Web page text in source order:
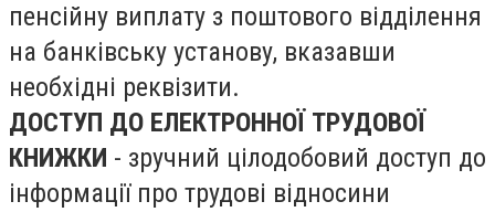
пенсійну виплату з поштового відділення
на банківську установу, вказавши
необхідні реквізити.
ДОСТУП ДО ЕЛЕКТРОННОЇ ТРУДОВОЇ
КНИЖКИ - зручний цілодобовий доступ до
інформації про трудові відносини